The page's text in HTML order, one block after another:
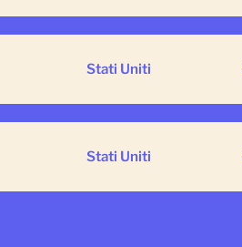
Stati Uniti
Stati Uniti